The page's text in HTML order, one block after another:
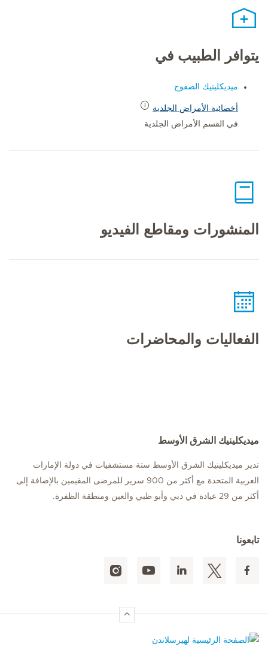
يتوافر الطبيب في
ميديكلينيك الصفوح
أخصائية الأمراض الجلدية
في القسم الأمراض الجلدية
المنشورات ومقاطع الفيديو
الفعاليات والمحاضرات
ميديكلينيك الشرق الأوسط
تدير ميديكلينيك الشرق الأوسط ستة مستشفيات في دولة الإمارات
العربية المتحدة مع أكثر من 900 سرير للمرضى المقيمين بالإضافة إلى
أكثر من 29 عيادة في دبي وأبو ظبي والعين ومنطقة الظفرة.
تابعونا